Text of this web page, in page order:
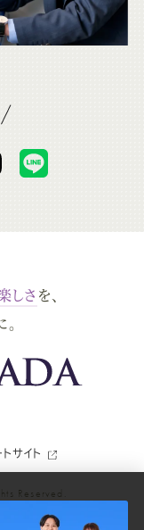
フォロー
オ
ー
ス
ツ
SADA
ス
ツ
SADA
しさ を、
サイト
Reserved.